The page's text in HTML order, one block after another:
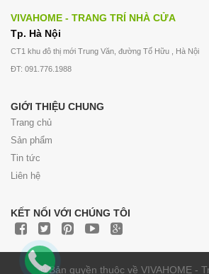
VIVAHOME - TRANG TRÍ NHÀ CỬA
Tp. Hà Nội
CT1 khu đô thị mới Trung Văn, đường Tố Hữu , Hà Nội
ĐT: 091.776.1988
GIỚI THIỆU CHUNG
Trang chủ
Sản phẩm
Tin tức
Liên hệ
KẾT NỐI VỚI CHÚNG TÔI
© Bản quyền thuộc về VIVAHOME -